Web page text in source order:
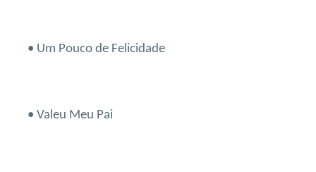
• Um Pouco de Felicidade
• Valeu Meu Pai